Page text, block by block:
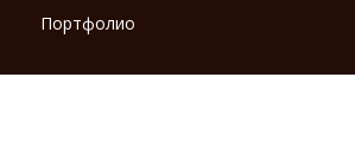
Портфолио